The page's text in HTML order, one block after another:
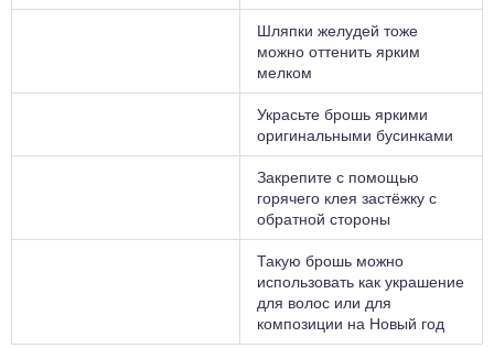
Шляпки желудей тоже
можно оттенить ярким
мелком
Украсьте брошь яркими
оригинальными бусинками
Закрепите с помощью
горячего клея застёжку с
обратной стороны
Такую брошь можно
использовать как украшение
для волос или для
композиции на Новый год